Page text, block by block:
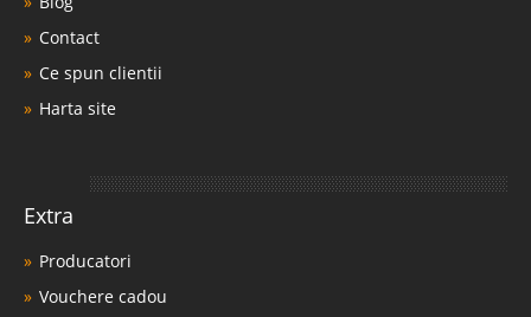
Contact
Ce spun clientii
Harta site
Extra
Producatori
Vouchere cadou